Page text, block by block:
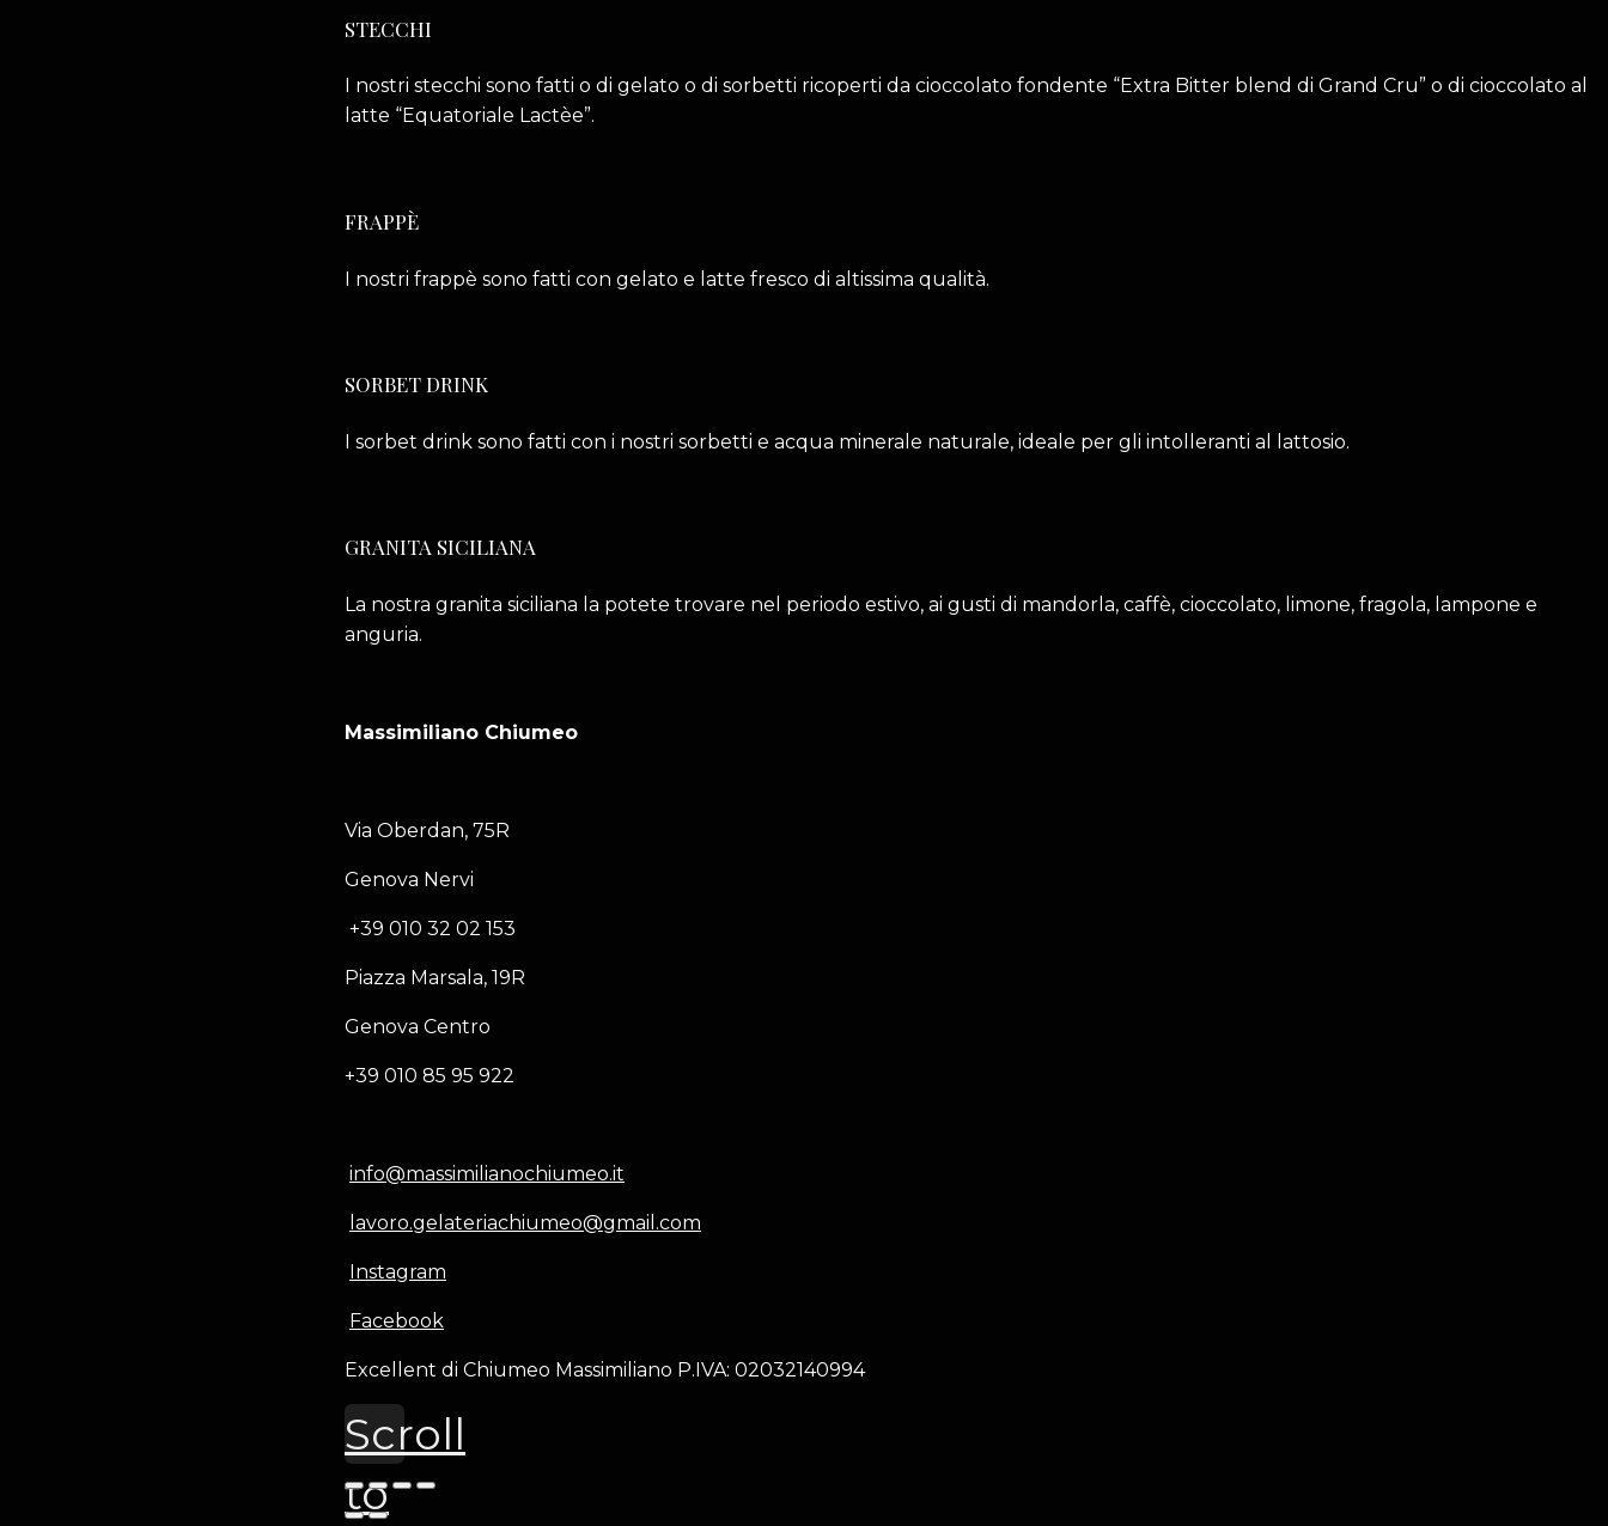
STECCHI
I nostri stecchi sono fatti o di gelato o di sorbetti ricoperti da cioccolato fondente “Extra Bitter blend di Grand Cru” o di cioccolato al
latte “Equatoriale Lactèe”.
FRAPPÈ
I nostri frappè sono fatti con gelato e latte fresco di altissima qualità.
SORBET DRINK
I sorbet drink sono fatti con i nostri sorbetti e acqua minerale naturale, ideale per gli intolleranti al lattosio.
GRANITA SICILIANA
La nostra granita siciliana la potete trovare nel periodo estivo, ai gusti di mandorla, caffè, cioccolato, limone, fragola, lampone e
anguria.
Massimiliano Chiumeo
Via Oberdan, 75R
Genova Nervi
+39 010 32 02 153
Piazza Marsala, 19R
Genova Centro
+39 010 85 95 922
info@massimilianochiumeo.it
lavoro.gelateriachiumeo@gmail.com
Instagram
Facebook
Excellent di Chiumeo Massimiliano P.IVA: 02032140994
Scroll
to